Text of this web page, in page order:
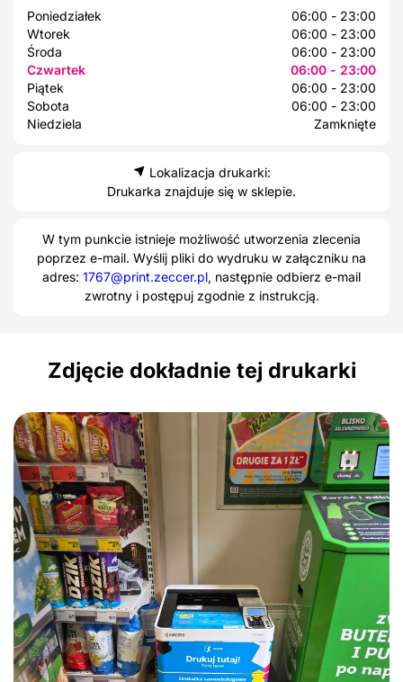
Poniedziałek
06:00 - 23:00
Wtorek
06:00 - 23:00
Środa
06:00 - 23:00
Czwartek
06:00 - 23:00
Piątek
06:00 - 23:00
Sobota
06:00 - 23:00
Niedziela
Zamknięte
Lokalizacja drukarki:
Drukarka znajduje się w sklepie.
W tym punkcie istnieje możliwość utworzenia zlecenia
poprzez e-mail. Wyślij pliki do wydruku w załączniku na
adres: 1767@print.zeccer.pl, następnie odbierz e-mail
zwrotny i postępuj zgodnie z instrukcją.
Zdjęcie dokładnie tej drukarki